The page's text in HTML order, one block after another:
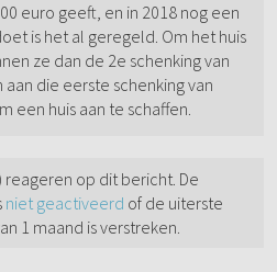
euro geeft, en in 2018 nog een
is het al geregeld. Om het huis
ze dan de 2e schenking van
die eerste schenking van
een huis aan te schaffen.
reageren op dit bericht. De
niet geactiveerd of de uiterste
1 maand is verstreken.